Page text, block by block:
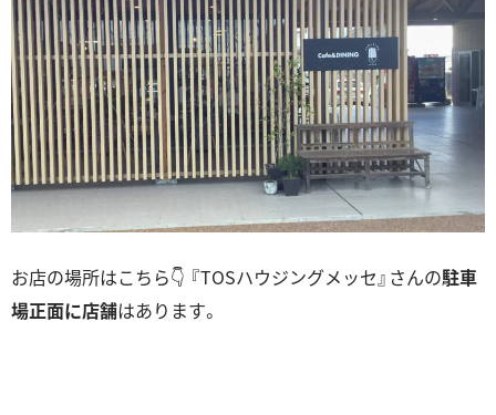
お店の場所はこちら👇 『TOSハウジングメッセ』さんの駐車
場正面に店舗はあります。